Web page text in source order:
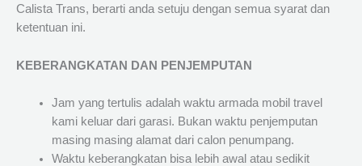
Calista Trans, berarti anda setuju dengan semua syarat dan
ketentuan ini.
KEBERANGKATAN DAN PENJEMPUTAN
Jam yang tertulis adalah waktu armada mobil travel
kami keluar dari garasi. Bukan waktu penjemputan
masing masing alamat dari calon penumpang.
Waktu keberangkatan bisa lebih awal atau sedikit